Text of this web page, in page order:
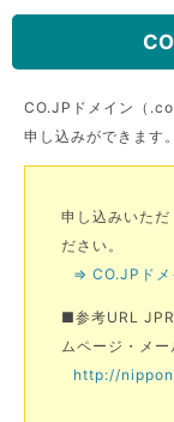
CO.JPドメイン（
申し込みができます。
申し込みいた
ださい。
⇒ CO.JPドメ
■参考URL
ムページ・メ
http://